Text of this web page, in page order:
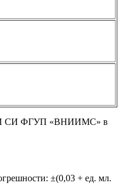
ГЦИ СИ ФГУП «ВНИИМС» в
±(0,03 + ед. мл.